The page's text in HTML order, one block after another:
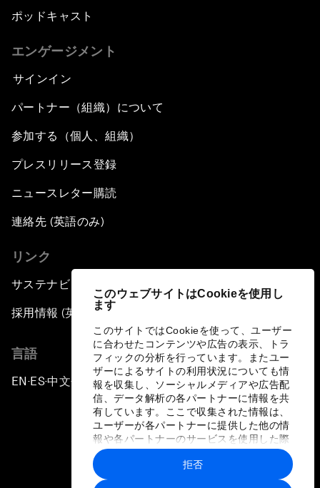
このウェブサイトはCookieを使用し
ます
このサイトではCookieを使って、ユーザー
に合わせたコンテンツや広告の表示、トラ
フィックの分析を行っています。またユー
ザーによるサイトの利用状況についても情
報を収集し、ソーシャルメディアや広告配
信、データ解析の各パートナーに情報を共
有しています。ここで収集された情報は、
ユーザーが各パートナーに提供した他の情
報や各パートナーのサービスを使用した際
に収集された情報と組み合わされ、各パー
トナーによって使用されることがありま
す。
拒否
ポッドキャスト
エンゲージメント
サインイン
パートナー（組織）について
参加する（個人、組織）
プレスリリース登録
ニュースレター購読
連絡先 (英語のみ)
リンク
サステナビリティへの取り組み
採用情報 (英語のみ)
言語
EN ▪ES▪中文▪ 日本語
プライバシーポリシーと利用規約